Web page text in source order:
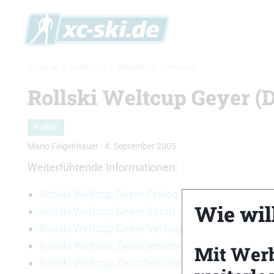
Rollski Weltcup Geyer
Rollski
Mario Felgenhauer -4. September 2005
Weiterführende Informationen:
Rollski Weltcup Geyer Prolog
Rollski Weltcup Geyer Sprint
Rollski Weltcup Geyer Verfolgung
Rollski Weltcup Zwischenstand Damen/Herren
Rollski Weltcup Zwischenstand Junioren/
Wie
Mit